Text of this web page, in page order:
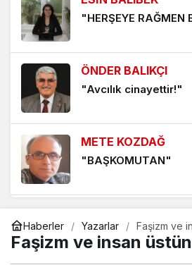
4 ay önce
İKİNCİ DÜNYA HARBİ ÖNCESİ
4 ay önce
İKİNCİ DÜNYA HARB ÖNCESI
4 ay önce
"HERŞEYE RAĞMEN
ÖNDER BALIKÇI
"Avcılık cinayettir!"
METE KOZDAĞ
"BAŞKOMUTAN"
"VATAN, MİLLET ve
Haberler Yazarlar Faşizm ve
Faşizm ve insan